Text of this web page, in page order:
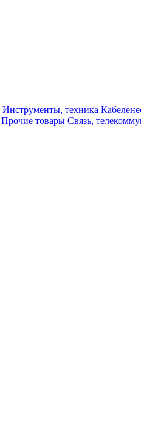
Инструменты, техника
Прочие товары Связь,